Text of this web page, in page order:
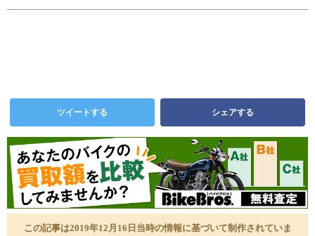
ツイートする シェアする
この記事は2019年12月16日当時の情報に基づいて制作されていま